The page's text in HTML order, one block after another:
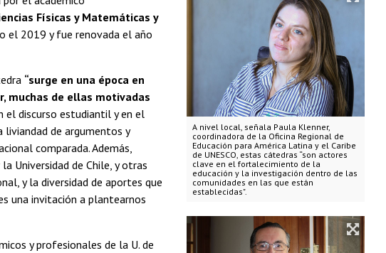
A nivel local, señala Paula Klenner,
coordinadora de la Oficina Regional de
Educación para América Latina y el Caribe
de UNESCO, estas cátedras “son actores
clave en el fortalecimiento de la
educación y la investigación dentro de las
comunidades en las que están
establecidas".
Físicas y Matemáticas y
el 2019 y fue renovada el año
“surge en una época en
muchas de ellas motivadas
el discurso estudiantil y en el
liviandad de argumentos y
comparada. Además,
Universidad de Chile, y otras
y la diversidad de aportes que
una invitación a plantearnos
y profesionales de la U. de